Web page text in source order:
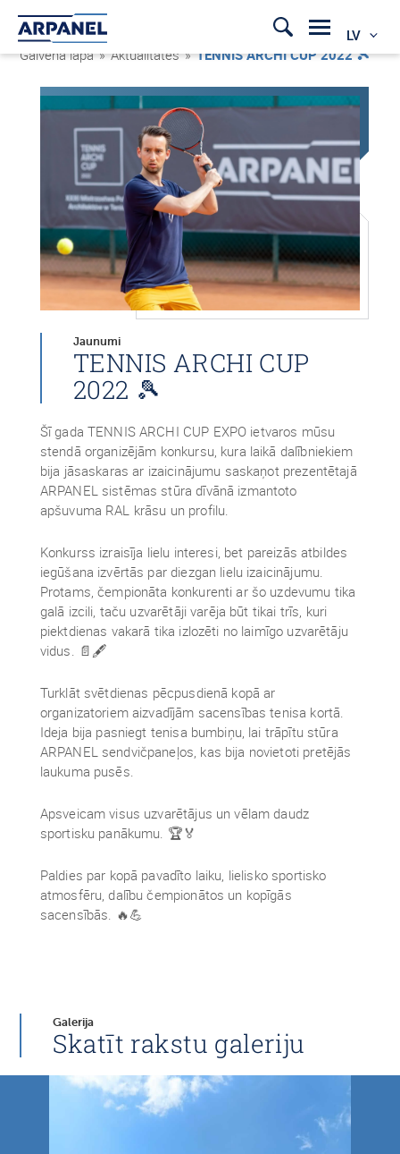
LV
Galvenā lapa » Aktualitātes »TENNIS ARCHI CUP 2022 🎾
Jaunumi
TENNIS ARCHI CUP
2022 🎾
Šī gada TENNIS ARCHI CUP EXPO ietvaros mūsu
stendā organizējām konkursu, kura laikā dalībniekiem
bija jāsaskaras ar izaicinājumu saskaņot prezentētajā
ARPANEL sistēmas stūra dīvānā izmantoto
apšuvuma RAL krāsu un profilu.
Konkurss izraisīja lielu interesi, bet pareizās atbildes
iegūšana izvērtās par diezgan lielu izaicinājumu.
Protams, čempionāta konkurenti ar šo uzdevumu tika
galā izcili, taču uzvarētāji varēja būt tikai trīs, kuri
piektdienas vakarā tika izlozēti no laimīgo uzvarētāju
vidus. 📄🖋
Turklāt svētdienas pēcpusdienā kopā ar
organizatoriem aizvadījām sacensības tenisa kortā.
Ideja bija pasniegt tenisa bumbiņu, lai trāpītu stūra
ARPANEL sendvičpaneļos, kas bija novietoti pretējās
laukuma pusēs.
Apsveicam visus uzvarētājus un vēlam daudz
sportisku panākumu. 🏆🏅
Paldies par kopā pavadīto laiku, lielisko sportisko
atmosfēru, dalību čempionātos un kopīgās
sacensībās. 🔥💪
Galerija
Skatīt rakstu galeriju